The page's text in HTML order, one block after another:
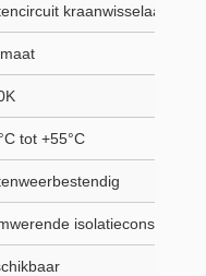
kraanwisselaar
tot +55°C
isolatieconstructie